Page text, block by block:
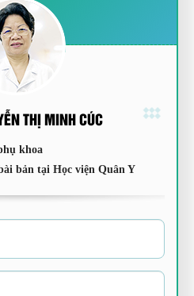
THỊ MINH CÚC
khoa
bản tại Học viện Quân Y